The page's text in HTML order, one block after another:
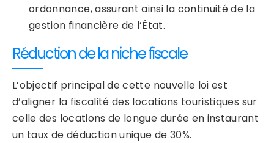
ordonnance, assurant ainsi la continuité de la
gestion financière de l’État.
Réduction de la niche fiscale
L’objectif principal de cette nouvelle loi est
d’aligner la fiscalité des locations touristiques sur
celle des locations de longue durée en instaurant
un taux de déduction unique de 30%.